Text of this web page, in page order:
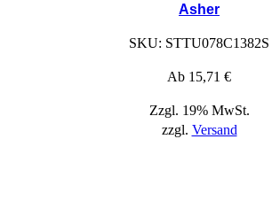
Asher
SKU: STTU078C1382S
Ab 15,71 €
Zzgl. 19% MwSt.
zzgl. Versand